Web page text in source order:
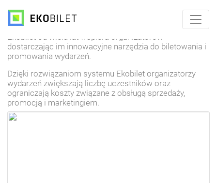
Blog Ekobilet
Ekobilet od wielu lat wspiera organizatorów
dostarczając im innowacyjne narzędzia do biletowania i
promowania wydarzeń.
Dzięki rozwiązaniom systemu Ekobilet organizatorzy
wydarzeń zwiększają liczbę uczestników oraz
ograniczają koszty związane z obsługą sprzedaży,
promocją i marketingiem.